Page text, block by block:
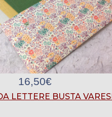
16,50€
LETTERE BUSTA